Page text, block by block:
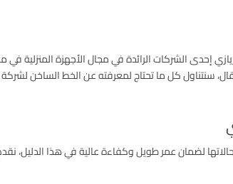
سنتناول كل ما تحتاج لمعرفته عن الخط الساخن
لضمان عمر طويل وكفاءة عالية في هذا الدليل،